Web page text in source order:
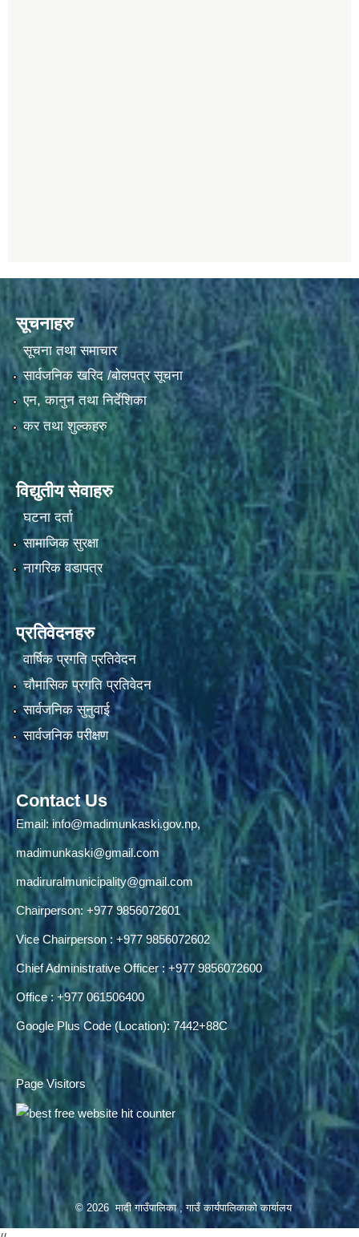
सूचनाहरु
सूचना तथा समाचार
सार्वजनिक खरिद /बोलपत्र सूचना
एन, कानुन तथा निर्देशिका
कर तथा शुल्कहरु
विद्युतीय सेवाहरु
घटना दर्ता
सामाजिक सुरक्षा
नागरिक वडापत्र
प्रतिवेदनहरु
वार्षिक प्रगति प्रतिवेदन
चौमासिक प्रगति प्रतिवेदन
सार्वजनिक सुनुवाई
सार्वजनिक परीक्षण
Contact Us
Email: info@madimunkaski.gov.np,
madimunkaski@gmail.com
madiruralmunicipality@gmail.com
Chairperson: +977 9856072601
Vice Chairperson : +977 9856072602
Chief Administrative Officer : +977 9856072600
Office : +977 061506400
Google Plus Code (Location): 7442+88C
Page Visitors
© 2026 मादी गाउँपालिका , गाउँ कार्यपालिकाको कार्यालय